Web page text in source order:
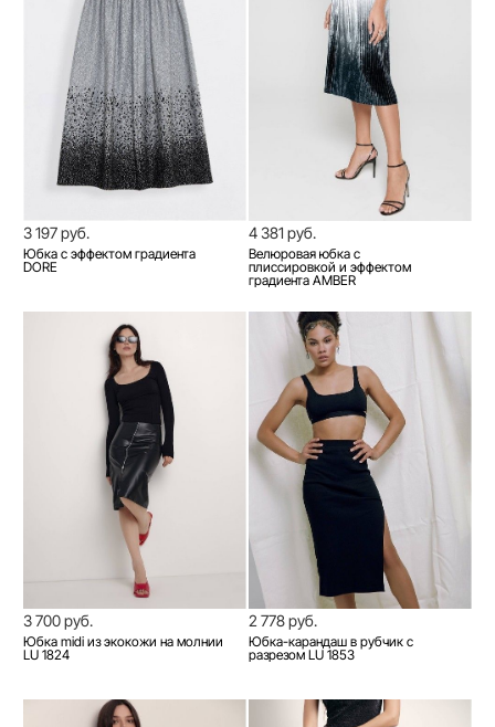
3 197 руб.
Юбка с эффектом градиента
DORE
4 381 руб.
Велюровая юбка с
плиссировкой и эффектом
градиента AMBER
3 700 руб.
Юбка midi из экокожи на молнии
LU 1824
2 778 руб.
Юбка-карандаш в рубчик с
разрезом LU 1853